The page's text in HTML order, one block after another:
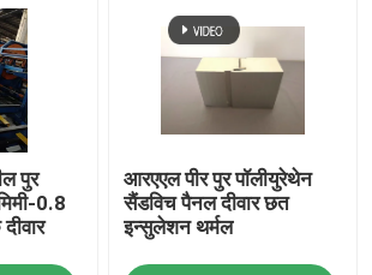
पुर
0.8
आरएएल पीर पुर पॉलीयुरेथेन
सैंडविच पैनल दीवार छत
इन्सुलेशन थर्मल